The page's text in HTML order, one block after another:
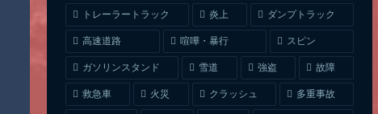
トレーラートラック 炎上 ダンプトラック
高速道路 喧嘩・暴行 スピン
ガソリンスタンド 雪道 強盗 故障
救急車 火災 クラッシュ 多重事故